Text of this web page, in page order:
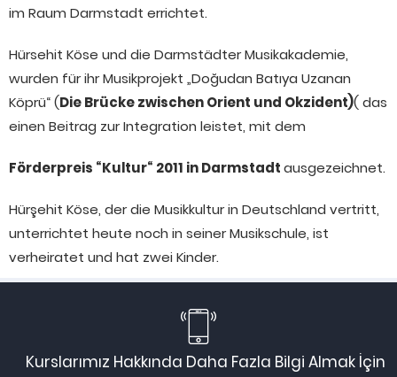
im Raum Darmstadt errichtet.
Hürsehit Köse und die Darmstädter Musikakademie,
wurden für ihr Musikprojekt „Doğudan Batıya Uzanan
Köprü“ (Die Brücke zwischen Orient und Okzident)( das
einen Beitrag zur Integration leistet, mit dem
Förderpreis “Kultur“ 2011 in Darmstadtausgezeichnet.
Hürşehit Köse, der die Musikkultur in Deutschland vertritt,
unterrichtet heute noch in seiner Musikschule, ist
verheiratet und hat zwei Kinder.
Kurslarımız Hakkında Daha Fazla Bilgi Almak İçin